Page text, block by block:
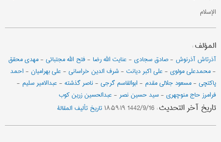
الإسلام
المؤلف:
آذرتاش آذرنوش -صادق سجادی - عنایت الله رضا -فتح الله مجتبائي -مهدي محقق
-محمدعلي مولوي - علی اکبر دیانت -شرف الدین خراساني - علي بهرامیان -احمد
پاکتچی -مسعود جلالي مقدم -ابوالقاسم گرجی - ناصر گذشته - عبدالامیر سلیم -
فرامرز حاج منوچهری -سید حسین نصر - عبدالحسین زرین کوب
تاریخ آخر التحدیث: 1442/9/16 ۱۸:۵۹:۱۹ تاریخ تألیف المقالة